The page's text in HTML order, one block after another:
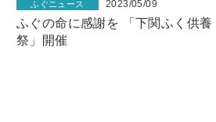
ふぐニュース 2023/05/09
ふぐの命に感謝を 「下関ふく供養
祭」開催